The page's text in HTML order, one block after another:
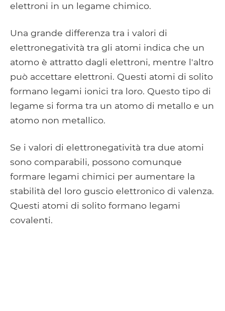
elettroni in un legame chimico.
Una grande differenza tra i valori di
elettronegatività tra gli atomi indica che un
atomo è attratto dagli elettroni, mentre l'altro
può accettare elettroni. Questi atomi di solito
formano legami ionici tra loro. Questo tipo di
legame si forma tra un atomo di metallo e un
atomo non metallico.
Se i valori di elettronegatività tra due atomi
sono comparabili, possono comunque
formare legami chimici per aumentare la
stabilità del loro guscio elettronico di valenza.
Questi atomi di solito formano legami
covalenti.